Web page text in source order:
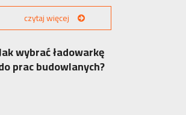
czytaj więcej
wybrać ładowarkę
prac budowlanych?